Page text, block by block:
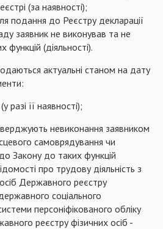
(за наявності);
подання до Реєстру декларації
заявник не виконував та не
функцій (діяльності).
актуальні станом на дату
разі її наявності);
невиконання заявником
самоврядування чи
Закону до таких функцій
про трудову діяльність з
Державного реєстру
соціального
персоніфікованого обліку
реєстру фізичних осіб -